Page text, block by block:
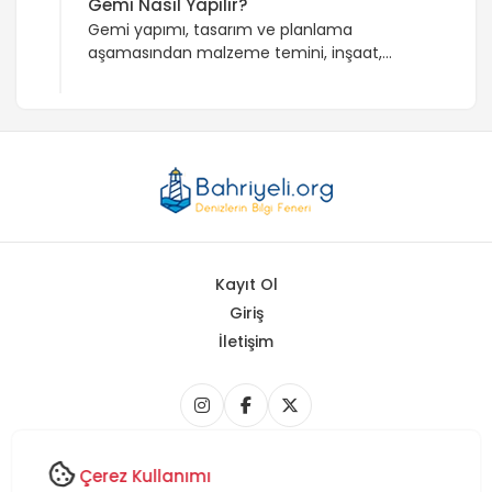
Gemi Nasıl Yapılır?
Gemi yapımı, tasarım ve planlama
aşamasından malzeme temini, inşaat,
yazılımlar kullanılarak gerçekleştirilir.
Kayıt Ol
Giriş
İletişim
Copyright © 2026 Bahriyeli.org - Tüm Hakları Saklıdır.
Çerez Kullanımı